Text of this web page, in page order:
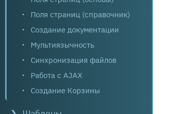
Поля страниц (справочник)
Создание документации
Мультиязычность
Синхронизация файлов
Работа с AJAX
Создание Корзины